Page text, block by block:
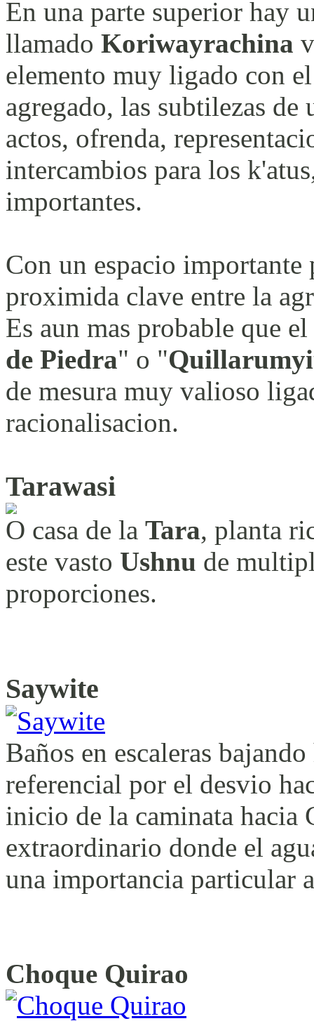
En una parte superior hay
llamado Koriwayrachina
elemento muy ligado con
agregado, las subtilezas
actos, ofrenda,
intercambios para los
importantes.
Con un espacio importante
proximida clave entre la
Es aun mas probable que
de Piedra" o "
de mesura muy valioso
racionalisacion.
Tarawasi
O casa de la Tara, planta
este vasto Ushnu de
proporciones.
Saywite
Baños en escaleras
referencial por el desvio
inicio de la caminata hacia
extraordinario donde el
una importancia particular
Choque Quirao